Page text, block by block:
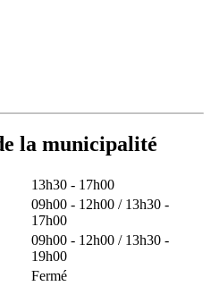
la municipalité
13h30 - 17h00
09h00 - 12h00 / 13h30 -
17h00
09h00 - 12h00 / 13h30 -
19h00
Fermé